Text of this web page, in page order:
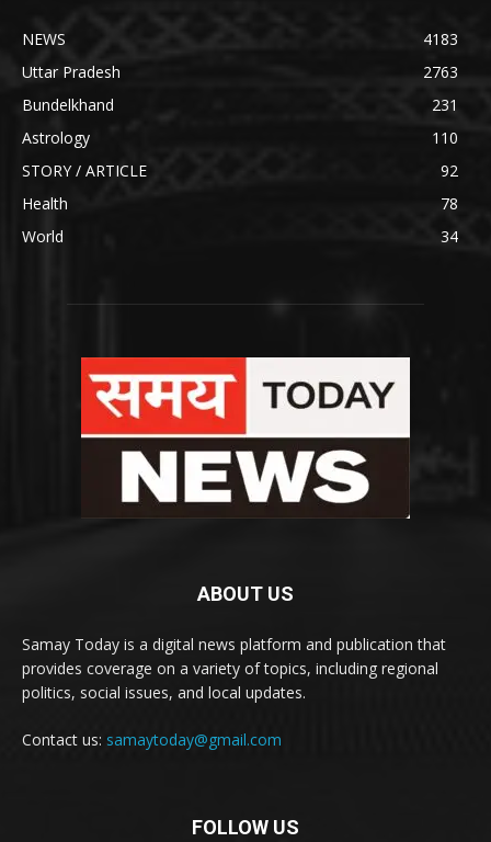
NEWS
4183
Uttar Pradesh
2763
Bundelkhand
231
Astrology
110
STORY / ARTICLE
92
Health
78
World
34
ABOUT US
Samay Today is a digital news platform and publication that
provides coverage on a variety of topics, including regional
politics, social issues, and local updates.
Contact us: samaytoday@gmail.com
FOLLOW US